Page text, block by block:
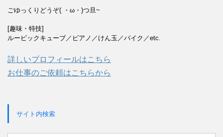
ごゆっくりどうぞ( ・ω・)つ旦~
[趣味・特技]
ルービックキューブ／ピアノ／けん玉／バイク／etc.
詳しいプロフィールはこちら
お仕事のご依頼はこちらから
サイト内検索